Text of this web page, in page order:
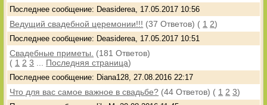
Последнее сообщение: Deasiderea, 17.05.2017 10:56
Ведущий свадебной церемонии!!! (37 Ответов) ( 1 2)
Последнее сообщение: Deasiderea, 17.05.2017 10:51
Свадебные приметы.
(181 Ответов)
( 1 2 3 Последняя страница)
Последнее сообщение: Diana128, 27.08.2016 22:17
Что для вас самое важное в свадьбе? (44 Ответов) ( 1 2 3)